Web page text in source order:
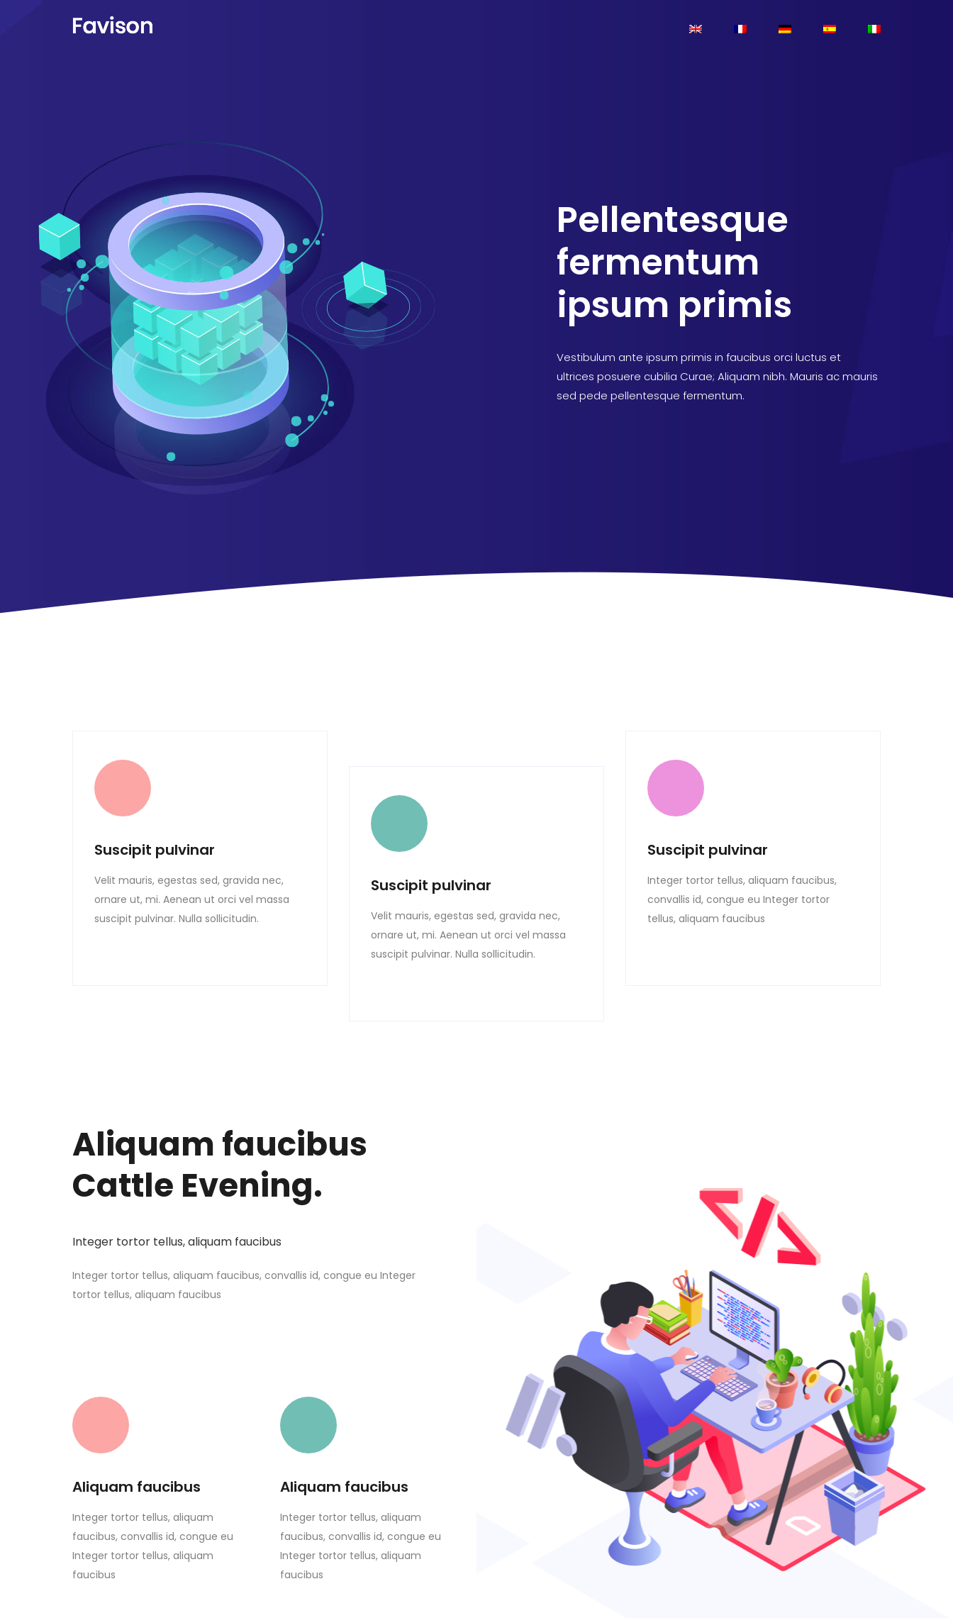
Pellentesque
fermentum
ipsum primis
Vestibulum ante ipsum primis in faucibus orci luctus et
ultrices posuere cubilia Curae; Aliquam nibh. Mauris ac mauris
sed pede pellentesque fermentum.
Suscipit pulvinar
Velit mauris, egestas sed, gravida nec,
ornare ut, mi. Aenean ut orci vel massa
suscipit pulvinar. Nulla sollicitudin.
Suscipit pulvinar
Velit mauris, egestas sed, gravida nec,
ornare ut, mi. Aenean ut orci vel massa
suscipit pulvinar. Nulla sollicitudin.
Suscipit pulvinar
Integer tortor tellus, aliquam faucibus,
convallis id, congue eu Integer tortor
tellus, aliquam faucibus
Aliquam faucibus
Cattle Evening.
Integer tortor tellus, aliquam faucibus
Integer tortor tellus, aliquam faucibus, convallis id, congue eu Integer
tortor tellus, aliquam faucibus
Aliquam faucibus
Integer tortor tellus, aliquam
faucibus, convallis id, congue eu
Integer tortor tellus, aliquam
faucibus
Aliquam faucibus
Integer tortor tellus, aliquam
faucibus, convallis id, congue eu
Integer tortor tellus, aliquam
faucibus